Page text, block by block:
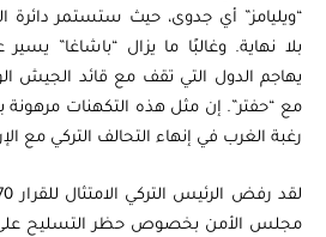
“ويليامز” أي جدوى، حيث ستستمر دائرة
بلا نهاية. وغالبًا ما يزال “باشاغا”
يهاجم الدول التي تقف مع قائد الجيش
مع “حفتر”. إن مثل هذه التكهنات مرهونة
رغبة الغرب في إنهاء التحالف التركي مع
مجلس الأمن بخصوص حظر التسليح على